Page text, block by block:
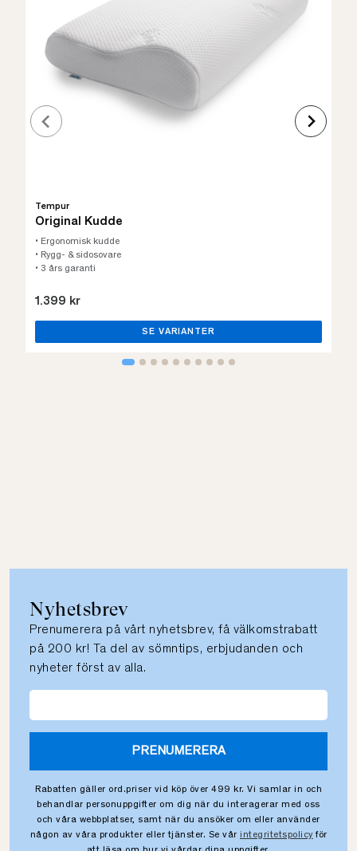
Tempur
Original Kudde
• Ergonomisk kudde
• Rygg- & sidosovare
• 3 års garanti
1.399 kr
SE VARIANTER
Nyhetsbrev
Prenumerera på vårt nyhetsbrev, få välkomstrabatt
på 200 kr! Ta del av sömntips, erbjudanden och
nyheter först av alla.
PRENUMERERA
Rabatten gäller ord.priser vid köp över 499 kr. Vi samlar in och
behandlar personuppgifter om dig när du interagerar med oss
och våra webbplatser, samt när du ansöker om eller använder
någon av våra produkter eller tjänster. Se vår integritetspolicy för